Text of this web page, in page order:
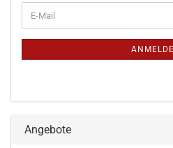
ZUR
E-
Mail
Angebote